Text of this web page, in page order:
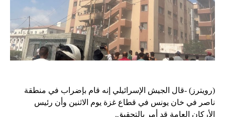
(رويترز) -قال الجيش الإسرائيلي إنه قام بإضراب في منطقة
ناصر في خان يونس في قطاع غزة يوم الاثنين وأن رئيس
الأركان العامة قد أمر بالتحقيق.